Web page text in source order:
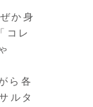
か身
コレ
ら各
ルタ